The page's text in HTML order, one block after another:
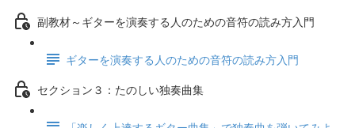
副教材～ギターを演奏する人のための音符の読み方入門
ギターを演奏する人のための音符の読み方入門
セクション３：たのしい独奏曲集